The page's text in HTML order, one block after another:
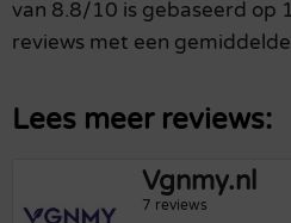
van 8.8/10 is gebaseerd op
reviews met een
Lees meer reviews:
Vgnmy.nl
7 reviews